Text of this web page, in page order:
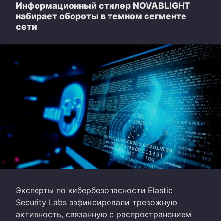
Информационный стилер NOVABLIGHT
набирает обороты в темном сегменте
сети
Эксперты по кибербезопасности Elastic
Security Labs зафиксировали тревожную
активность, связанную с распространением